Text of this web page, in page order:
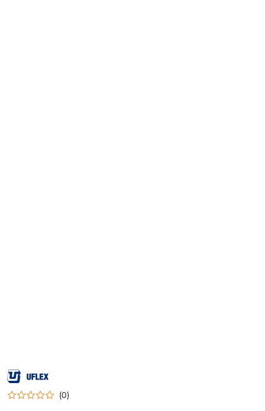
NAZWA
PRODUCENTA:
UFLEX
(0)